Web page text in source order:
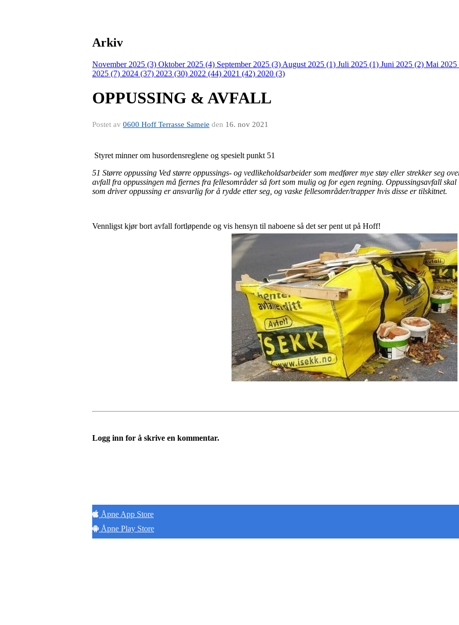
Arkiv
November 2025 (3) Oktober 2025 (4) September 2025 (3) August 2025 (1) Juli 2025 (1) Juni 2025 (2) Mai 2025
2025 (7) 2024 (37) 2023 (30) 2022 (44) 2021 (42) 2020 (3)
OPPUSSING & AVFALL
Postet av 0600 Hoff Terrasse Sameie den 16. nov 2021
Styret minner om husordensreglene og spesielt punkt 51
51 Større oppussing Ved større oppussings- og vedlikeholdsarbeider som medfører mye støy eller strekker seg
avfall fra oppussingen må fjernes fra fellesområder så fort som mulig og for egen regning. Oppussingsavfall skal
som driver oppussing er ansvarlig for å rydde etter seg, og vaske fellesområder/trapper hvis disse er tilskitnet.
Vennligst kjør bort avfall fortløpende og vis hensyn til naboene så det ser pent ut på Hoff!
Logg inn for å skrive en kommentar.
Åpne App Store
Åpne Play Store